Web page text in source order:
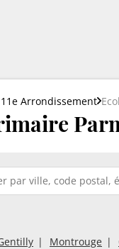
Arrondissement
Montrouge